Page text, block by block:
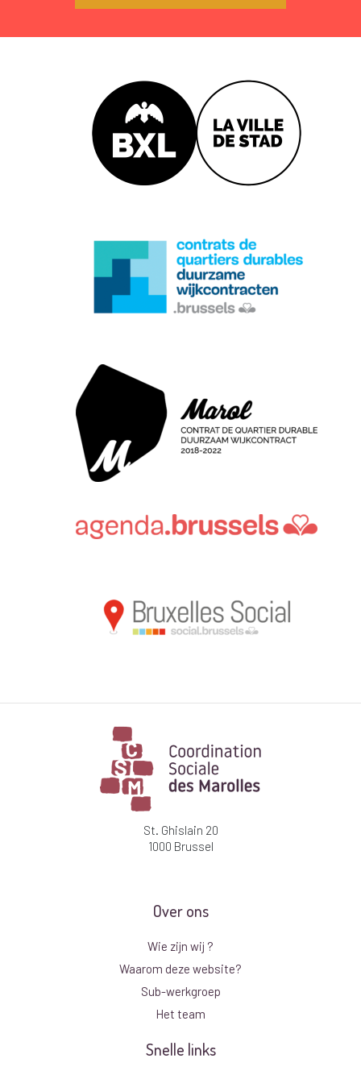
St. Ghislain 20
1000 Brussel
Over ons
Wie zijn wij ?
Waarom deze website?
Sub-werkgroep
Het team
Snelle links